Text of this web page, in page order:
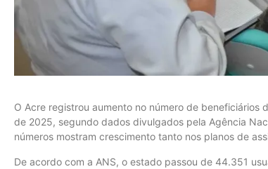
O Acre registrou aumento no número de
de 2025, segundo dados divulgados pela Agência
números mostram crescimento tanto nos planos de
De acordo com a ANS, o estado passou de 44.351